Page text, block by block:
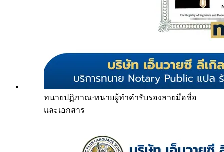
ทนายปฏิภาณ·ทนายผู้ทำคำรับรองลายมือชื่อ
และเอกสาร